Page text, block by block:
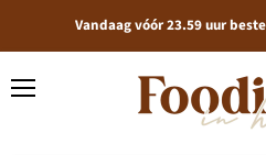
Vandaag vóór 23.59 uur